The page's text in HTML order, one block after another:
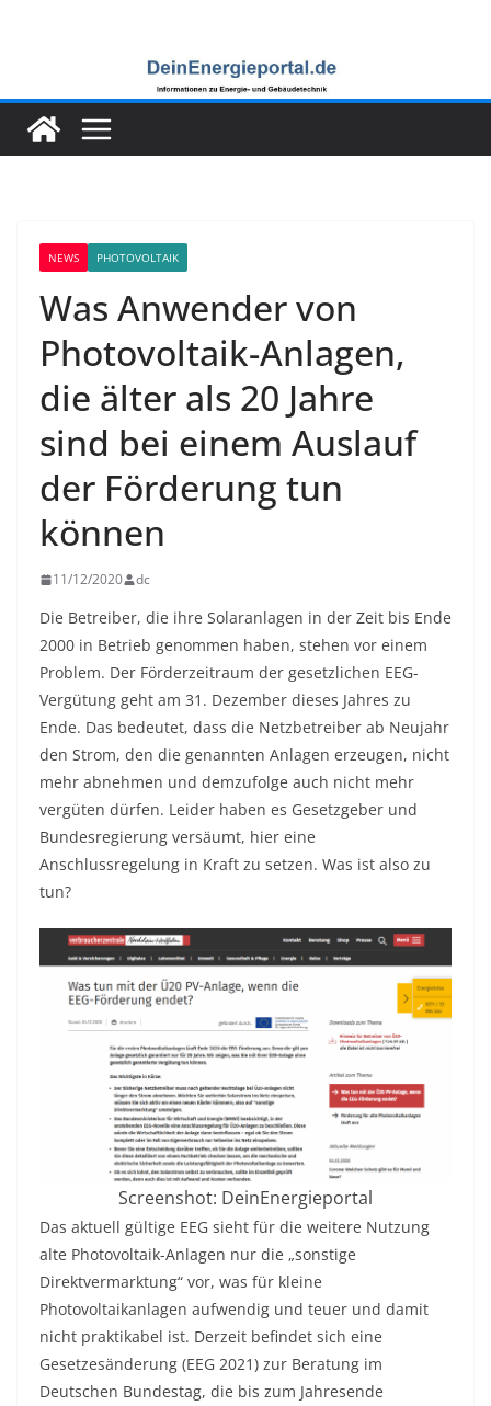
NEWS PHOTOVOLTAIK
Was Anwender von
Photovoltaik-Anlagen,
die älter als 20 Jahre
sind bei einem Auslauf
der Förderung tun
können
11/12/2020 dc
Die Betreiber, die ihre Solaranlagen in der Zeit bis Ende
2000 in Betrieb genommen haben, stehen vor einem
Problem. Der Förderzeitraum der gesetzlichen EEG-
Vergütung geht am 31. Dezember dieses Jahres zu
Ende. Das bedeutet, dass die Netzbetreiber ab Neujahr
den Strom, den die genannten Anlagen erzeugen, nicht
mehr abnehmen und demzufolge auch nicht mehr
vergüten dürfen. Leider haben es Gesetzgeber und
Bundesregierung versäumt, hier eine
Anschlussregelung in Kraft zu setzen. Was ist also zu
tun?
Screenshot: DeinEnergieportal
Das aktuell gültige EEG sieht für die weitere Nutzung
alte Photovoltaik-Anlagen nur die „sonstige
Direktvermarktung“ vor, was für kleine
Photovoltaikanlagen aufwendig und teuer und damit
nicht praktikabel ist. Derzeit befindet sich eine
Gesetzesänderung (EEG 2021) zur Beratung im
Deutschen Bundestag, die bis zum Jahresende